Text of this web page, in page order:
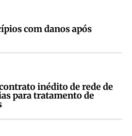
com danos após
inédito de rede de
para tratamento de